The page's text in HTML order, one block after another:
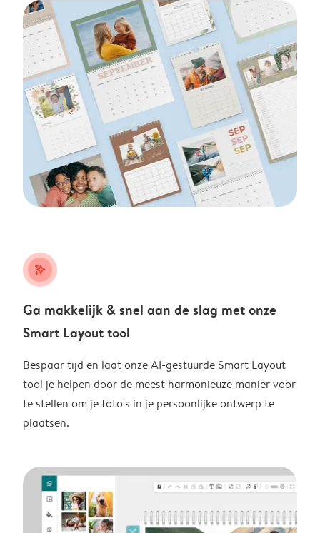
stars_plus
Ga makkelijk & snel aan de slag met onze
Smart Layout tool
Bespaar tijd en laat onze AI-gestuurde Smart Layout
tool je helpen door de meest harmonieuze manier voor
te stellen om je foto's in je persoonlijke ontwerp te
plaatsen.